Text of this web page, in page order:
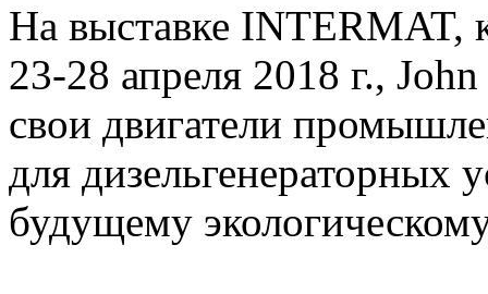
На выставке INTERMAT,
23-28 апреля 2018 г.,
свои двигатели
для дизельгенераторных
будущему